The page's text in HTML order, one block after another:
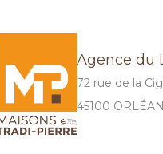
Agence du
72 rue de la
45100